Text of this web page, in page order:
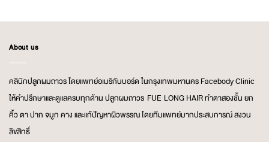
About us
คลินิกปลูกผมถาวร โดยแพทย์อเมริกันบอร์ด ในกรุงเทพมหานคร Facebody Clinic
ให้คำปรึกษาและดูแลครบทุกด้าน ปลูกผมถาวร FUE LONG HAIR ทำตาสองชั้น ยก
คิ้ว ตา ปาก จมูก คาง และแก้ปัญหาผิวพรรณ โดยทีมแพทย์มากประสบการณ์ สงวน
ลิขสิทธิ์